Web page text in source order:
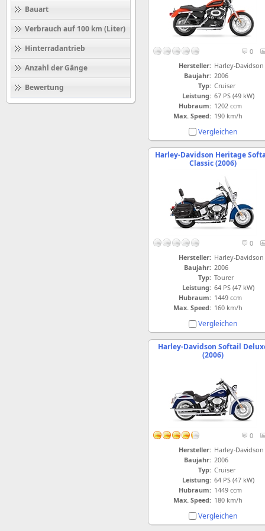
Bauart
Verbrauch auf 100 km (Liter)
Hinterradantrieb
Anzahl der Gänge
Bewertung
0
Hersteller: Harley-Davidson
Baujahr: 2006
Typ: Cruiser
Leistung: 67 PS (49 kW)
Hubraum: 1202 ccm
Max. Speed: 190 km/h
Vergleichen
Harley-Davidson Heritage
Classic (2006)
0
Hersteller: Harley-Davidson
Baujahr: 2006
Typ: Tourer
Leistung: 64 PS (47 kW)
Hubraum: 1449 ccm
Max. Speed: 160 km/h
Vergleichen
Harley-Davidson Softail
(2006)
0
Hersteller: Harley-Davidson
Baujahr: 2006
Typ: Cruiser
Leistung: 64 PS (47 kW)
Hubraum: 1449 ccm
Max. Speed: 180 km/h
Vergleichen